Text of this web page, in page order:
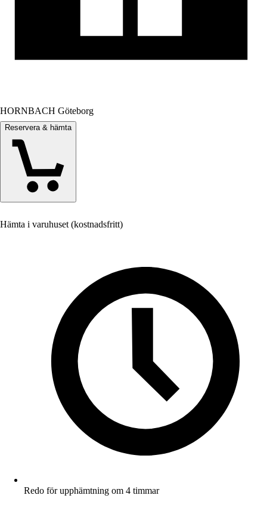
HORNBACH Göteborg
Reservera & hämta
Hämta i varuhuset (kostnadsfritt)
Redo för upphämtning om 4 timmar